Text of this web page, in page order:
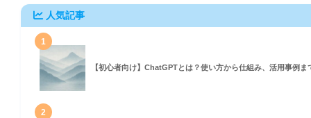
人気記事
1
【初心者向け】ChatGPTとは？使い方から仕組み、活用事例ま
2